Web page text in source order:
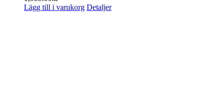
Lägg till i varukorg Detaljer